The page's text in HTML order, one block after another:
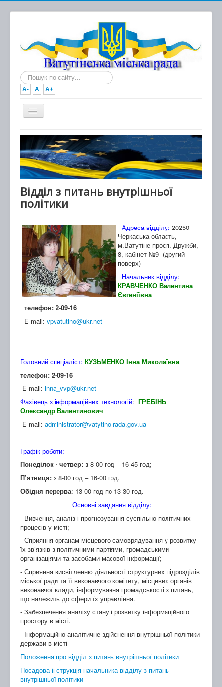
Пошук...
A- A A+
Головна
Новини
Документи
Міська рада
Виконавчий комітет
Відділ з питань внутрішньої
політики
Адреса відділу: 20250
Черкаська область,
м.Ватутіне просп. Дружби,
8, кабінет №9 (другий
поверх)
Начальник відділу:
КРАВЧЕНКО Валентина
Євгеніївна
телефон: 2-09-16
E-mail: vpvatutino@ukr.net
Головний спеціаліст: КУЗЬМЕНКО Інна Миколаївна
телефон: 2-09-16
E-mail: inna_vvp@ukr.net
Фахівець з інформаційних технологій: ГРЕБІНЬ
Олександр Валентинович
E-mail: administrator@vatytino-rada.gov.ua
Графік роботи:
Понеділок - четвер: з 8-00 год – 16-45 год;
П’ятниця: з 8-00 год – 16-00 год.
Обідня перерва: 13-00 год по 13-30 год.
Основні завдання відділу:
- Вивчення, аналіз і прогнозування суспільно-політичних
процесів у місті;
- Сприяння органам місцевого самоврядування у розвитку
їх зв’язків з політичними партіями, громадськими
організаціями та засобами масової інформації;
- Сприяння висвітленню діяльності структурних підрозділів
міської ради та її виконавчого комітету, місцевих органів
виконавчої влади, інформування громадськості з питань,
що належить до сфери їх управління.
- Забезпечення аналізу стану і розвитку інформаційного
простору в місті.
- Інформаційно-аналітичне здійснення внутрішньої політики
держави в місті
Положення про відділ з питань внутрішньої політики
Посадова інструкція начальника відділу з питань
внутрішньої політики